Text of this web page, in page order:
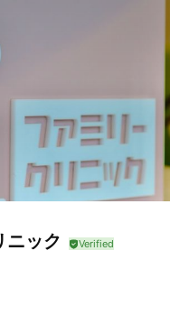
ニック